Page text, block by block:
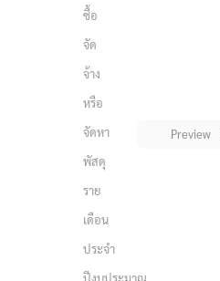
ซื้อ
จัด
จ้าง
หรือ
จัดหา
พัสดุ
ราย
เดือน
ประจำ
ปีงบประมาณ
Preview